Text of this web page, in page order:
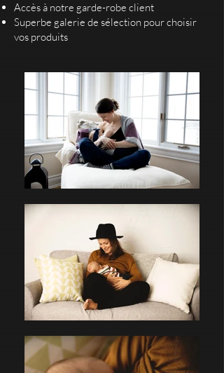
Accès à notre garde-robe client
Superbe galerie de sélection pour choisir
vos produits